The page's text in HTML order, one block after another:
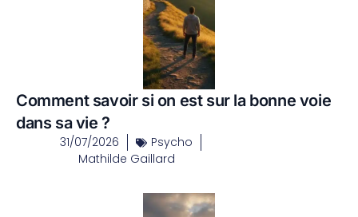
Comment savoir si on est sur la bonne voie
dans sa vie ?
31/07/2026
Psycho
Mathilde Gaillard